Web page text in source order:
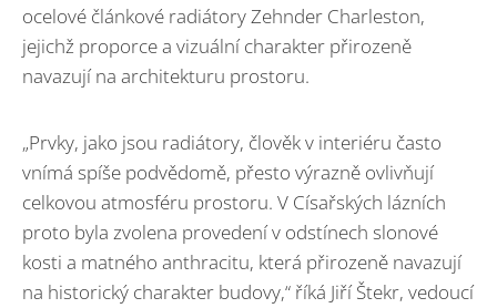
ocelové článkové radiátory Zehnder Charleston,
jejichž proporce a vizuální charakter přirozeně
navazují na architekturu prostoru.
„Prvky, jako jsou radiátory, člověk v interiéru často
vnímá spíše podvědomě, přesto výrazně ovlivňují
celkovou atmosféru prostoru. V Císařských lázních
proto byla zvolena provedení v odstínech slonové
kosti a matného anthracitu, která přirozeně navazují
na historický charakter budovy,“ říká Jiří Štekr, vedoucí